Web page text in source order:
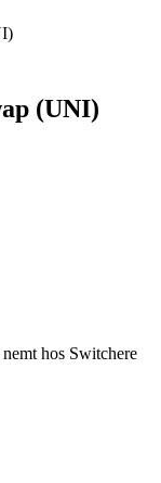
(UNI)
hos Switchere